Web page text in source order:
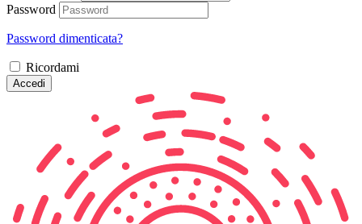
Password
Password dimenticata?
Ricordami
Accedi